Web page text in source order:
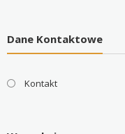
Dane Kontaktowe
Kontakt